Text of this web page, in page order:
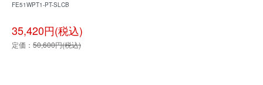
FE51WPT1-PT-SLCB
35,420円(税込)
定価： 50,600円(税込)